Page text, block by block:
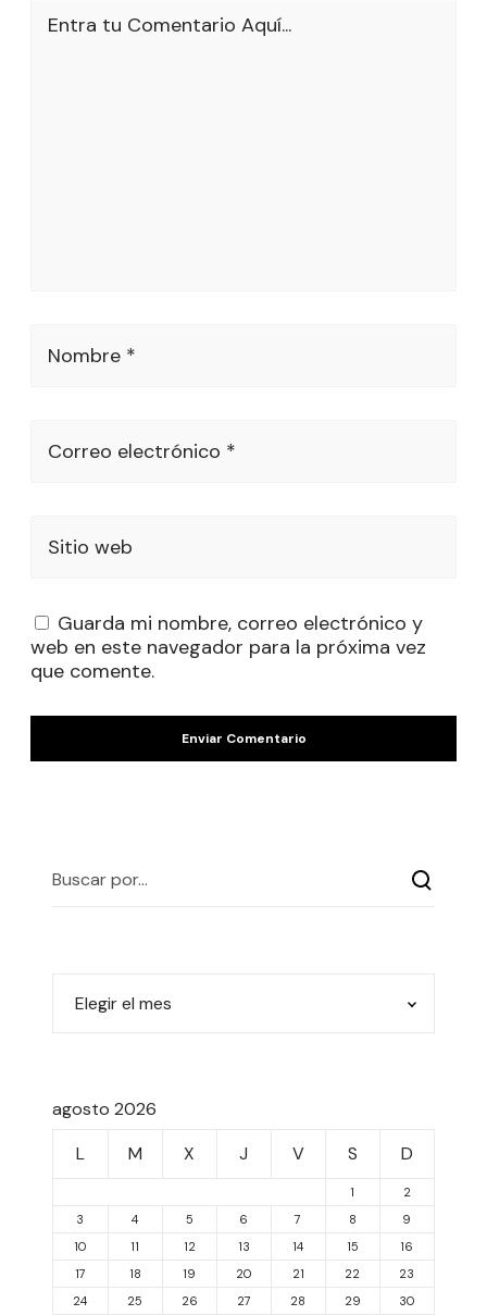
Entra tu Comentario Aquí...
Nombre *
Correo electrónico *
Sitio web
Guarda mi nombre, correo electrónico y
web en este navegador para la próxima vez
que comente.
agosto 2026
L
M X J V S D
1
2
3
4 5 6 7 8
9
10
11 12 13 14 15
16
17
18 19 20 21 22
23
24
25 26 27 28 29 30